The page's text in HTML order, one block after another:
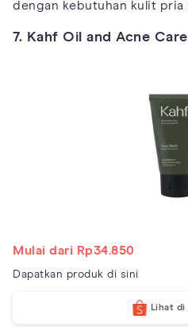
dengan kebutuhan kulit pria
7. Kahf Oil and Acne
Mulai dari Rp34.850
Dapatkan produk di sini
Lihat di